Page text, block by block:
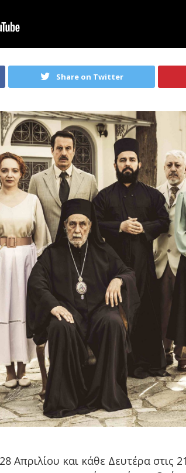
Share on Twitter
Απριλίου και κάθε Δευτέρα στις